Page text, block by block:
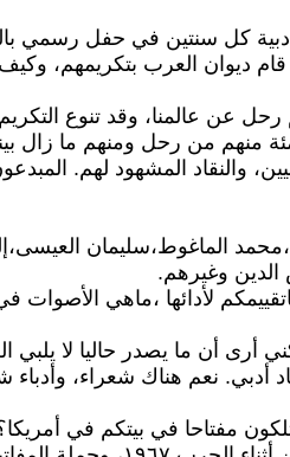
كل سنتين في حفل رسمي
ديوان العرب بتكريمهم،
عن عالمنا، وقد تنوع
منهم من رحل ومنهم ما زال
والنقاد المشهود لهم.
الماغوط،سليمان
وغيرهم.
لأدائها ،ماهي
أرى أن ما يصدر حاليا لا
أدبي. نعم هناك شعراء،
مفتاحا في بيتكم في أمريكا؟